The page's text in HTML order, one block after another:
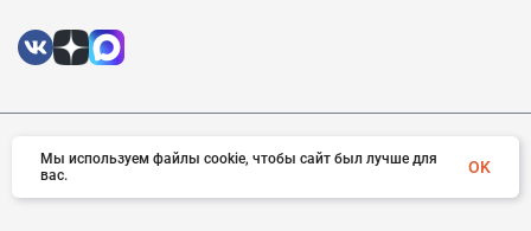
© 2026 Ридан. Все права защищены
Мы используем файлы cookie, чтобы сайт был лучше для
вас.
OK